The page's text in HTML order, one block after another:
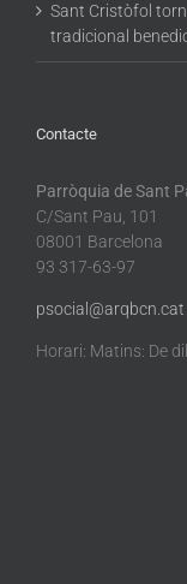
Sant Cristòfol
tradicional
Contacte
Parròquia de Sant
C/Sant Pau, 101
08001 Barcelona
93 317-63-97
psocial@arqbcn.cat
Horari: Matins: De